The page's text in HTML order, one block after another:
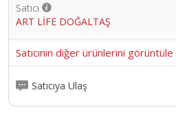
Satıcı
ART LİFE DOĞALTAŞ
Satıcının diğer ürünlerini görüntüle
Satıcıya Ulaş